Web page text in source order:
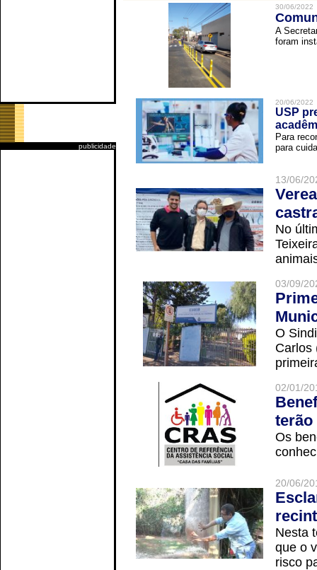
publicidade
30/06/2022
A
foram
20/06/2022
USP
Para
para
13/06/
No
03/09/
O
Carlos
02/01/
terão
Os
20/06/
Nesta
que o
risco